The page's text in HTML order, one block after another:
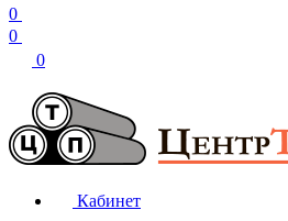
0
0
0
Кабинет